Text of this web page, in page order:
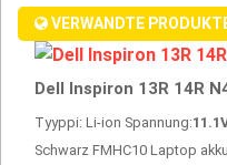
VERWANDTE
Dell Inspiron 13R 14R
Tyyppi: Li-ion Spannung:
Schwarz FMHC10 Laptop